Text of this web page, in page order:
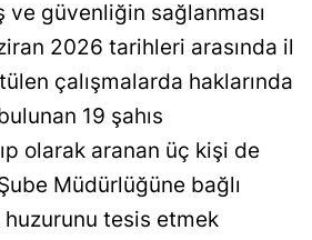
Aydın
Balıkesir
Bingöl
Bitlis
ve güvenliğin sağlanması
2026 tarihleri arasında il
çalışmalarda haklarında
19 şahıs
olarak aranan üç kişi de
Müdürlüğüne bağlı
tesis etmek